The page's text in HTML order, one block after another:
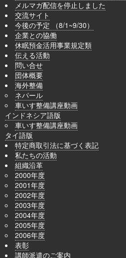
メルマガ配信を停止しました
交流サイト
今後の予定 （8/1~9/30）
企業との協働
休眠預金活用事業規定類
伝える活動
問い合せ
団体概要
海外整備
ネパール
車いす整備講座動画
インドネシア語版
車いす整備講座動画
タイ語版
特定商取引法に基づく表記
私たちの活動
組織沿革
2000年度
2001年度
2002年度
2003年度
2004年度
2005年度
2006年度
表彰
講師派遣のご案内